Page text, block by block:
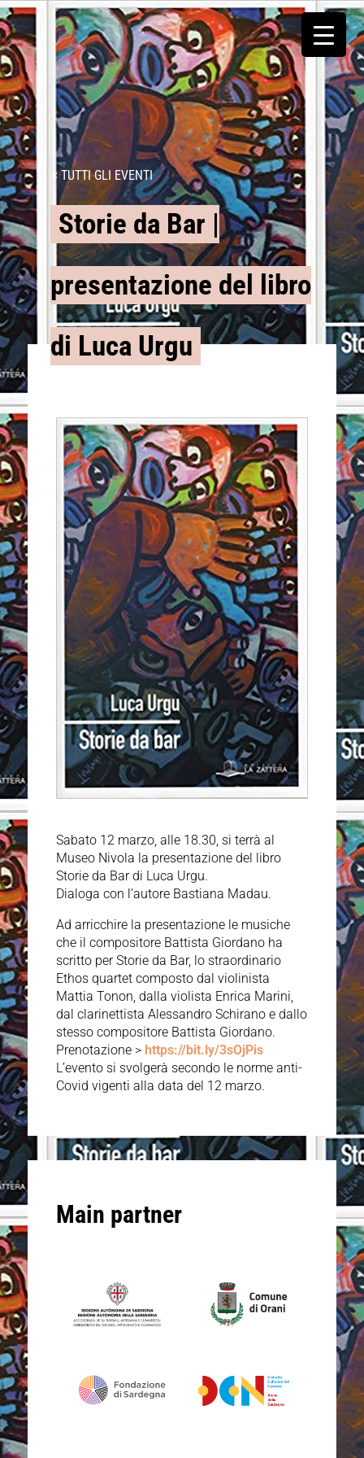
< TUTTI GLI EVENTI
Storie da Bar |
presentazione del libro
di Luca Urgu
Sabato 12 marzo, alle 18.30, si terrà al
Museo Nivola la presentazione del libro
Storie da Bar di Luca Urgu.
Dialoga con l’autore Bastiana Madau.
Ad arricchire la presentazione le musiche
che il compositore Battista Giordano ha
scritto per Storie da Bar, lo straordinario
Ethos quartet composto dal violinista
Mattia Tonon, dalla violista Enrica Marini,
dal clarinettista Alessandro Schirano e dallo
stesso compositore Battista Giordano.
Prenotazione > https://bit.ly/3sOjPis
L’evento si svolgerà secondo le norme anti-
Covid vigenti alla data del 12 marzo.
Main partner